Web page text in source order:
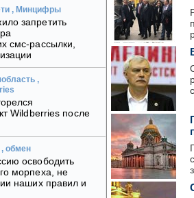
, Минцифры
запретить
смс-рассылки,
,
Wildberries после
, обмен
освободить
морпеха, не
наших правил и